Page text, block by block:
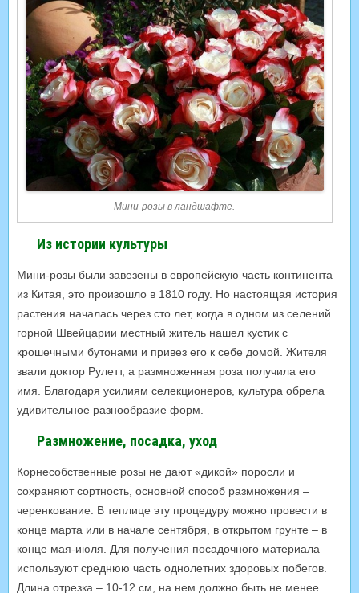
Мини-розы в ландшафте.
Из истории культуры
Мини-розы были завезены в европейскую часть континента
из Китая, это произошло в 1810 году. Но настоящая история
растения началась через сто лет, когда в одном из селений
горной Швейцарии местный житель нашел кустик с
крошечными бутонами и привез его к себе домой. Жителя
звали доктор Рулетт, а размноженная роза получила его
имя. Благодаря усилиям селекционеров, культура обрела
удивительное разнообразие форм.
Размножение, посадка, уход
Корнесобственные розы не дают «дикой» поросли и
сохраняют сортность, основной способ размножения –
черенкование. В теплице эту процедуру можно провести в
конце марта или в начале сентября, в открытом грунте – в
конце мая-июля. Для получения посадочного материала
используют среднюю часть однолетних здоровых побегов.
Длина отрезка – 10-12 см, на нем должно быть не менее